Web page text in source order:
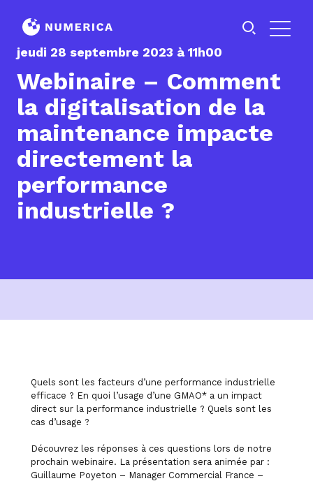
jeudi 28 septembre 2023 à 11h00
Webinaire – Comment
la digitalisation de la
maintenance impacte
directement la
performance
industrielle ?
Quels sont les facteurs d’une performance industrielle
efficace ? En quoi l’usage d’une GMAO* a un impact
direct sur la performance industrielle ? Quels sont les
cas d’usage ?
Découvrez les réponses à ces questions lors de notre
prochain webinaire. La présentation sera animée par :
Guillaume Poyeton – Manager Commercial France –